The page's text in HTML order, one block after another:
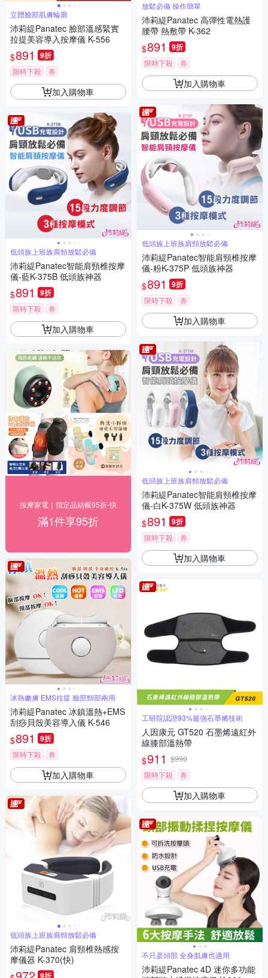
立體臉部肌膚輪廓
沛莉緹Panatec 臉部溫感緊實
拉提美容導入按摩儀 K-556
$891 9折
限時下殺 券
加入購物車
低頭族上班族肩頸放鬆必備
沛莉緹Panatec智能肩頸椎按摩
儀-藍K-375B 低頭族神器
$891 9折
限時下殺 券
加入購物車
按摩家電｜指定品結帳95折-快
滿1件享95折
冰熱嫩膚 EMS拉提 臉部頸部兩用
沛莉緹Panatec 冰鎮溫熱+EMS
刮痧貝殼美容導入儀 K-546
$891 9折
限時下殺 券
加入購物車
低頭族上班族肩頸放鬆必備
沛莉緹Panatec 肩頸椎熱感按
摩儀器 K-370(快)
9折
放鬆必備 操作簡單
沛莉緹Panatec 高彈性電熱護
腰帶 熱敷帶 K-362
$891 9折
限時下殺 券
加入購物車
低頭族上班族肩頸放鬆必備
沛莉緹Panatec智能肩頸椎按摩
儀-粉K-375P 低頭族神器
$891 9折
限時下殺 券
加入購物車
低頭族上班族肩頸放鬆必備
沛莉緹Panatec智能肩頸椎按摩
儀-白K-375W 低頭族神器
$891 9折
限時下殺 券
加入購物車
工研院認證93%最強石墨烯技術
人因康元 GT520 石墨烯遠紅外
線膝部溫熱帶
$911 $990
限時下殺
券
加入購物車
不只是頭部 全身肌膚也適用
沛莉緹Panatec 4D 迷你多功能